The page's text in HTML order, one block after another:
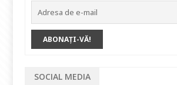
SOCIAL MEDIA